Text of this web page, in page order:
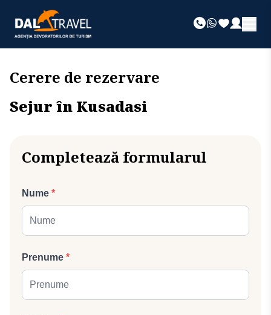
Cerere de rezervare
Sejur în Kusadasi
Completează formularul
Nume *
Prenume *